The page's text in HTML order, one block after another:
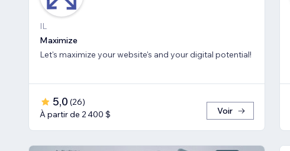
IL
Maximize
Let's maximize your website's and your digital potential!
5,0 (26)
À partir de 2 400 $
Voir